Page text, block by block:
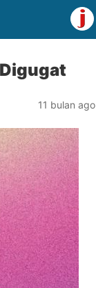
Digugat
11 bulan ago